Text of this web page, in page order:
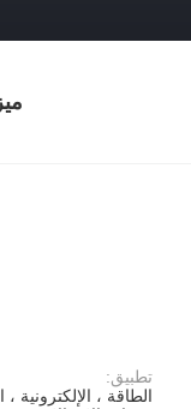
تطبيق:
الطاقة ،